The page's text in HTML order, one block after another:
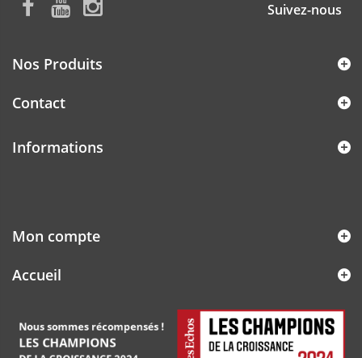
Suivez-nous
Nos Produits
Contact
Informations
Mon compte
Accueil